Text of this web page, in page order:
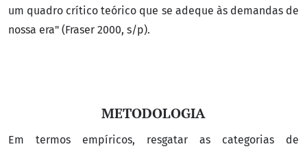
um quadro crítico teórico que se adeque às demandas de
nossa era" (Fraser 2000, s/p).
METODOLOGIA
Em termos empíricos, resgatar as categorias de